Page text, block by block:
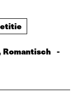
Romantisch -